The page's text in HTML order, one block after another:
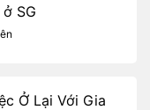
SG
Ở Lại Với Gia